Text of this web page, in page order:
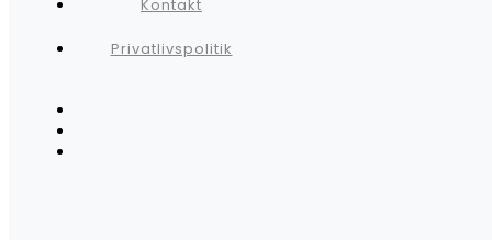
Kontakt
Privatlivspolitik